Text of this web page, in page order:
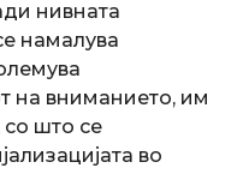
нивната
намалува
на вниманието, им
со што се
во